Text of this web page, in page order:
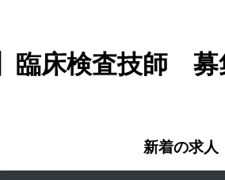
臨床検査技師 募
新着の求人